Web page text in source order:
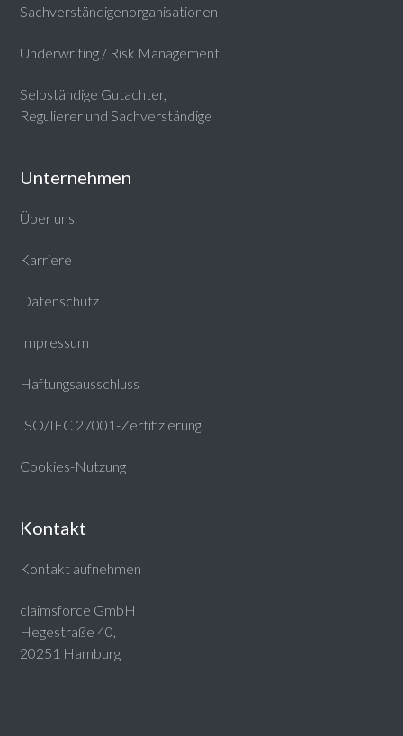
Sachverständigenorganisationen
Underwriting / Risk Management
Selbständige Gutachter,
Regulierer und Sachverständige
Unternehmen
Über uns
Karriere
Datenschutz
Impressum
Haftungsausschluss
ISO/IEC 27001-Zertifizierung
Cookies-Nutzung
Kontakt
Kontakt aufnehmen
claimsforce GmbH
Hegestraße 40,
20251 Hamburg